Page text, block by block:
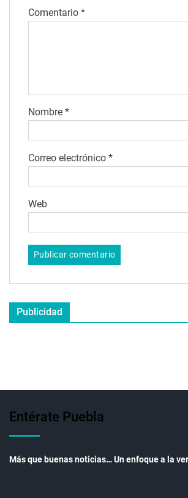
Comentario *
Nombre *
Correo electrónico *
Web
Publicidad
Entérate Puebla
Más que buenas noticias… Un enfoque a la